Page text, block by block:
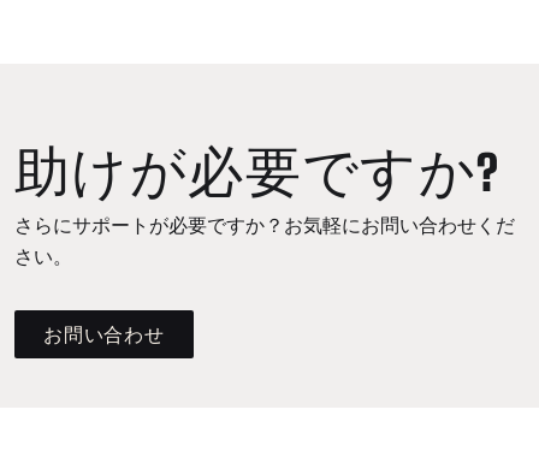
助けが必要ですか?
さらにサポートが必要ですか？お気軽にお問い合わせくだ
さい。
お問い合わせ